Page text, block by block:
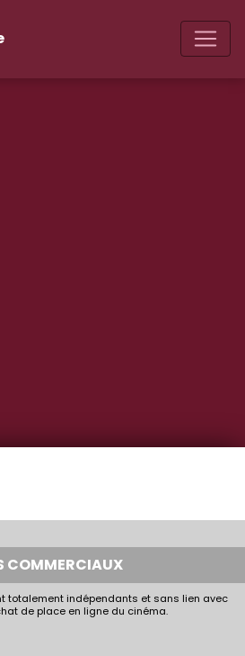
COMMERCIAUX
totalement indépendants et sans lien avec
de place en ligne du cinéma.